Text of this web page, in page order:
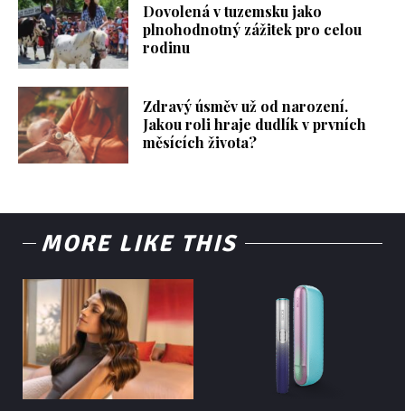
Dovolená v tuzemsku jako
plnohodnotný zážitek pro celou
rodinu
Zdravý úsměv už od narození.
Jakou roli hraje dudlík v prvních
měsících života?
MORE LIKE THIS